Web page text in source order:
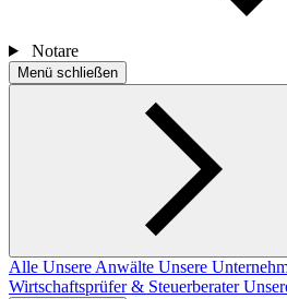
Notare
Menü schließen
Alle Unsere Anwälte Unsere
Wirtschaftsprüfer & Steuerberater